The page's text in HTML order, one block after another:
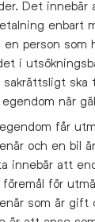
Det
enbart
en person som
i
sakrättsligt ska
när
får
och en bil
innebär att
föremål för
som är gift